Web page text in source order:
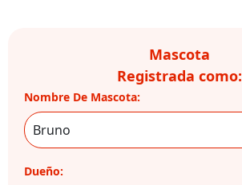
Mascota
Registrada como:
Nombre De Mascota:
Dueño: